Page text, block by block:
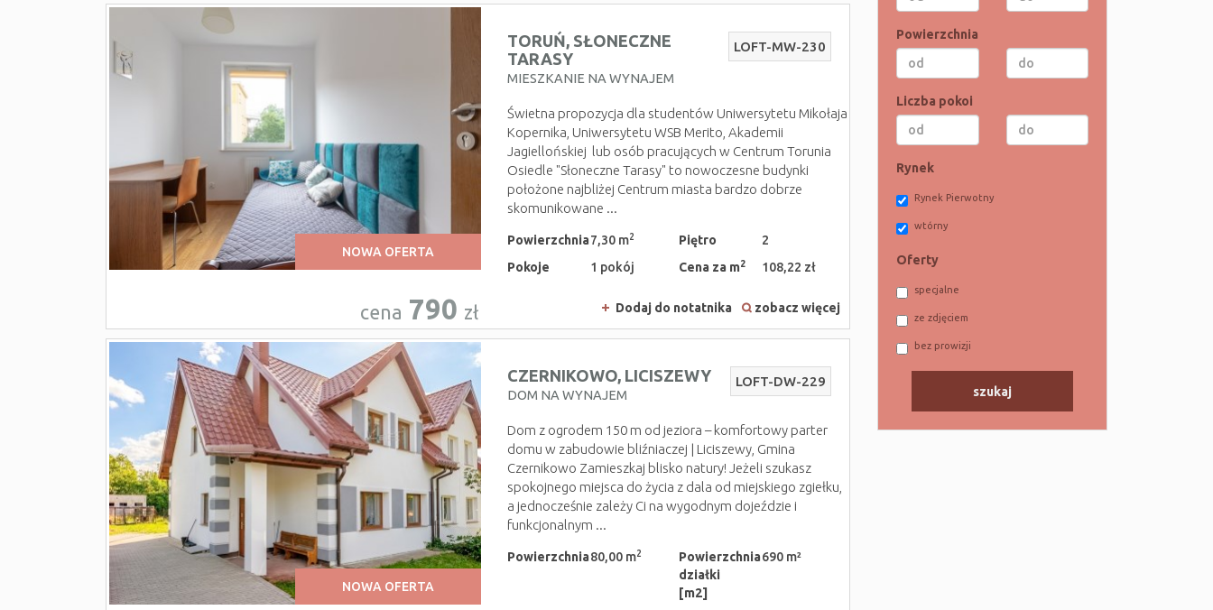
NOWA OFERTA
TORUŃ, SŁONECZNE
TARASY
MIESZKANIE NA WYNAJEM
LOFT-MW-230
Świetna propozycja dla studentów Uniwersytetu Mikołaja
Kopernika, Uniwersytetu WSB Merito, Akademii
Jagiellońskiej lub osób pracujących w Centrum Torunia
Osiedle "Słoneczne Tarasy" to nowoczesne budynki
położone najbliżej Centrum miasta bardzo dobrze
skomunikowane ...
Powierzchnia7,30 m2 Piętro
2
Pokoje
1 pokój Cena za m2 108,22 zł
cena 790 zł Dodaj do notatnika zobacz więcej
NOWA OFERTA
CZERNIKOWO, LICISZEWY
DOM NA WYNAJEM
LOFT-DW-229
Dom z ogrodem 150 m od jeziora – komfortowy parter
domu w zabudowie bliźniaczej | Liciszewy, Gmina
Czernikowo Zamieszkaj blisko natury! Jeżeli szukasz
spokojnego miejsca do życia z dala od miejskiego zgiełku,
a jednocześnie zależy Ci na wygodnym dojeździe i
funkcjonalnym ...
Powierzchnia80,00 m2
Powierzchnia
działki
[m2]
690 m²
Powierzchnia
Liczba pokoi
Rynek
Rynek Pierwotny
wtórny
Oferty
specjalne
ze zdjęciem
bez prowizji